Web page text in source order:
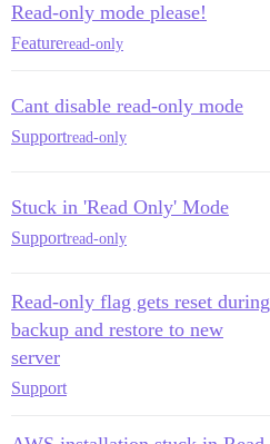
Read-only mode please!
Featureread-only
Cant disable read-only mode
Supportread-only
Stuck in 'Read Only' Mode
Supportread-only
Read-only flag gets reset during
backup and restore to new
server
Support